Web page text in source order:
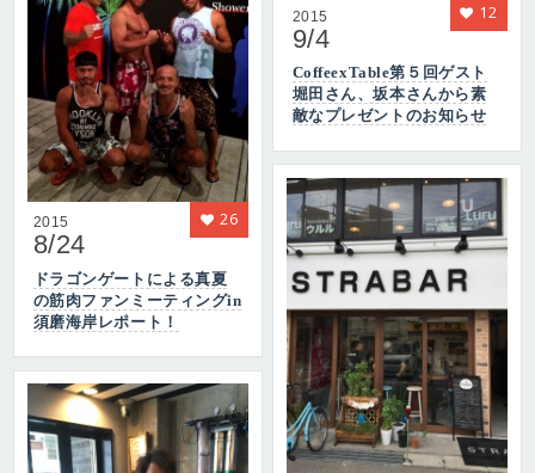
2015
8/24
ドラゴンゲートによる真夏
の筋肉ファンミーティングin
須磨海岸レポート！
26
2015
9/4
CoffeexTable第５回ゲスト
堀田さん、坂本さんから素
敵なプレゼントのお知らせ
12